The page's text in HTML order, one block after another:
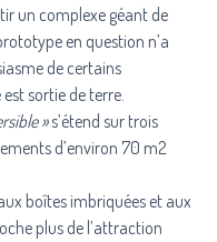
un complexe géant de
en question n’a
de certains
sortie de terre.
»s’étend sur trois
d’environ 70 m2
boîtes imbriquées et aux
plus de l’attraction